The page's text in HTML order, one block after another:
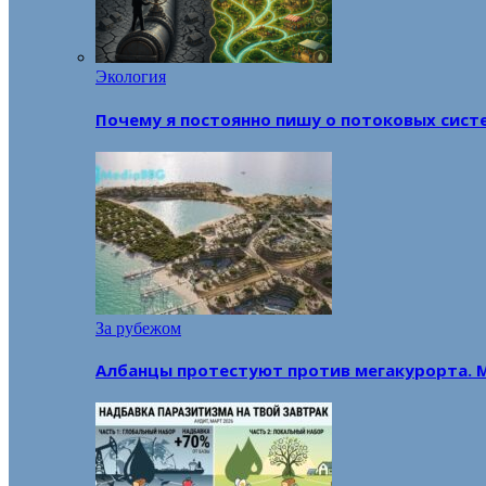
Экология
Почему я постоянно пишу о потоковых
За рубежом
Албанцы протестуют против мегакурорта.